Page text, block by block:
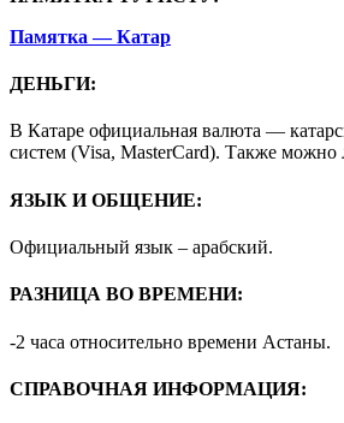
Памятка — Катар
ДЕНЬГИ:
В Катаре официальная валюта —
систем (Visa, MasterCard). Также
ЯЗЫК И ОБЩЕНИЕ:
Официальный язык – арабский.
РАЗНИЦА ВО ВРЕМЕНИ:
-2 часа относительно времени Астаны.
СПРАВОЧНАЯ ИНФОРМАЦИЯ: